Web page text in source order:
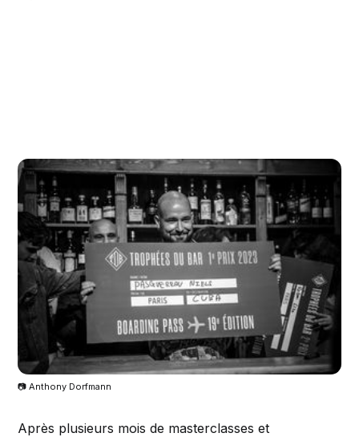
📷 Anthony Dorfmann
Après plusieurs mois de masterclasses et